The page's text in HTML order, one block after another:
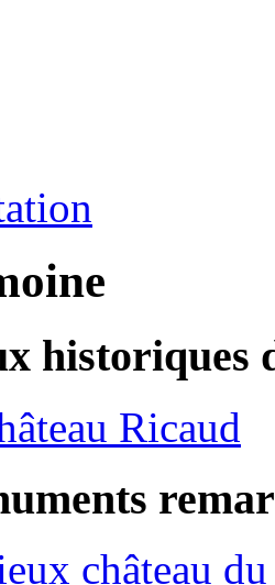
historiques
Ricaud
château